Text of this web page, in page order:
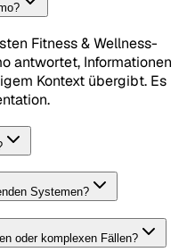
Fitness & Wellness-
antwortet, Informationen
Kontext übergibt. Es
Systemen?
oder komplexen Fällen?